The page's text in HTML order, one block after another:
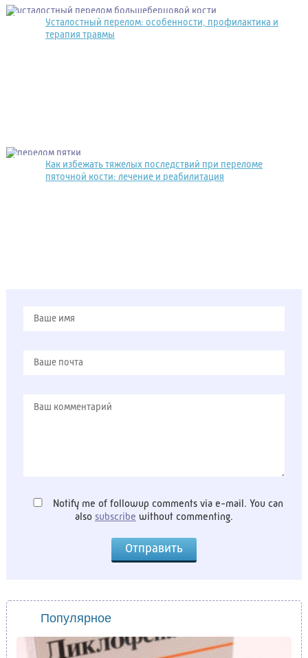
Усталостный перелом: особенности, профилактика и
терапия травмы
Как избежать тяжелых последствий при переломе
пяточной кости: лечение и реабилитация
Notify me of followup comments via e-mail. You can
also subscribe without commenting.
Популярное